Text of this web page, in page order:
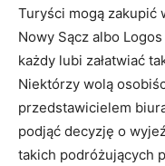
Turyści mogą zakupić
Nowy Sącz albo
każdy lubi załatwiać
Niektórzy wolą
przedstawicielem
podjąć decyzję o
takich podróżujących